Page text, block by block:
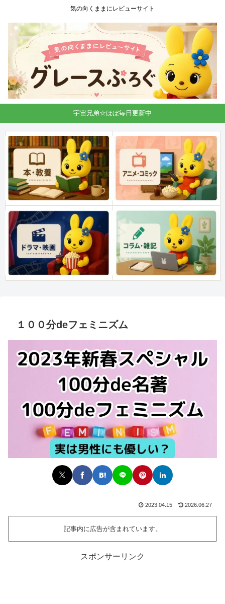
気の向くままにレビューサイト
宇宙兄弟☆ほぼ毎日更新中
１００分deフェミニズム
2023.04.15 2026.06.27
記事内に広告が含まれています。
スポンサーリンク